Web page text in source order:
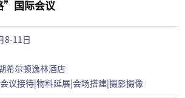
”国际会议
8-11日
希尔顿逸林酒店
议接待|物料延展|会场搭建|摄影摄像